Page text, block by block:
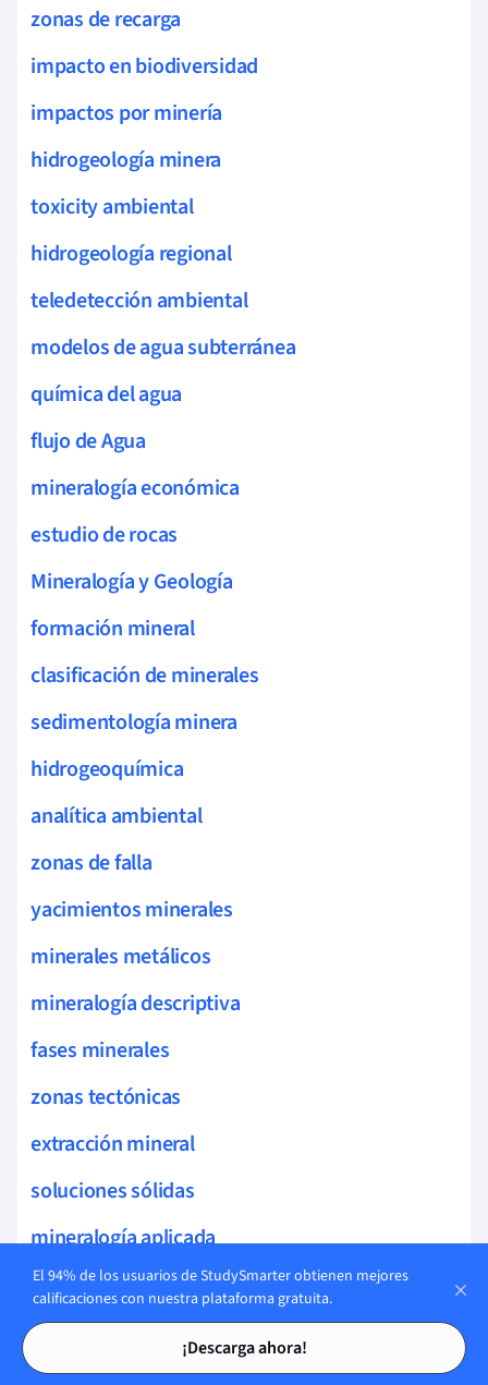
Tarjetas de estudio
Tarjetas de estudio
zonas de recarga
impacto en biodiversidad
impactos por minería
hidrogeología minera
toxicity ambiental
hidrogeología regional
teledetección ambiental
modelos de agua subterránea
química del agua
flujo de Agua
mineralogía económica
estudio de rocas
Mineralogía y Geología
formación mineral
clasificación de minerales
sedimentología minera
hidrogeoquímica
analítica ambiental
zonas de falla
yacimientos minerales
minerales metálicos
mineralogía descriptiva
fases minerales
zonas tectónicas
extracción mineral
soluciones sólidas
mineralogía aplicada
fluidos hidrotermales
estabilidad de fases
minerales carbonatos
El 94% de los usuarios de StudySmarter obtienen mejores
calificaciones con nuestra plataforma gratuita.
¡Descarga ahora!